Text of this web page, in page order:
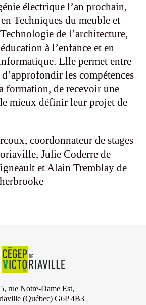
électrique l’an prochain,
Techniques du meuble et
de l’architecture,
à l’enfance et en
Elle permet entre
les compétences
formation, de recevoir une
mieux définir leur projet de
coordonnateur de stages
Julie Coderre de
et Alain Tremblay de
rue Notre-Dame Est,
(Québec) G6P 4B3